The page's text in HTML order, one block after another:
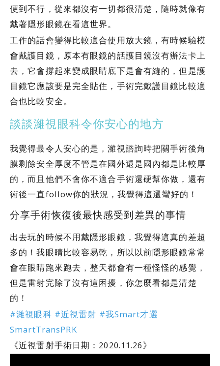
便到不行，從來都沒有一切都很清楚，隨時就像有
戴著隱形眼鏡在看這世界。
工作的話會變得比較適合使用放大鏡，有時候驗模
會戴護目鏡，原本有眼鏡的話護目鏡沒有辦法卡上
去，它會撐起來變成眼睛底下是會有縫的，但是護
目鏡它應該要是完全貼住，手術完戴護目鏡比較適
合也比較安全。
談談濰視眼科令你安心的地方
我覺得最令人安心的是，濰視諮詢時把關手術後角
膜剩餘安全厚度不管是在國外還是國內都是比較厚
的，而且他們不會你不適合手術還硬幫你做，還有
術後一直follow你的狀況，我覺得這還蠻好的！
分享手術恢復後最快感受到差異的事情
出去玩的時候不用戴隱形眼鏡，我覺得這真的差超
多的！我眼睛比較容易乾，所以以前隱形眼鏡常常
會在眼睛跑來跑去，整天都會有一種怪怪的感覺，
但是雷射完除了沒有這困擾，你怎麼看都是清楚
的！
#濰視眼科 #近視雷射 #我Smart才選
SmartTransPRK
《近視雷射手術日期：2020.11.26》